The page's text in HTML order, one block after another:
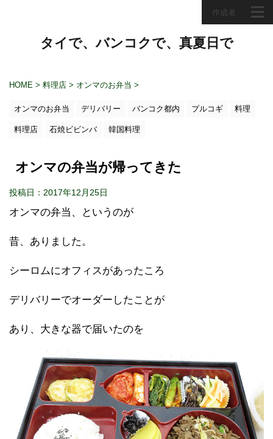
作成者
タイで、バンコクで、真夏日で
HOME > 料理店 > オンマのお弁当 >
オンマのお弁当 デリバリー バンコク都内 プルコギ 料理
料理店 石焼ビビンバ 韓国料理
オンマの弁当が帰ってきた
投稿日：2017年12月25日
オンマの弁当、というのが
昔、ありました。
シーロムにオフィスがあったころ
デリバリーでオーダーしたことが
あり、大きな器で届いたのを